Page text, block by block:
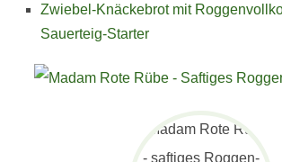
Zwiebel-Knäckebrot mit
Sauerteig-Starter